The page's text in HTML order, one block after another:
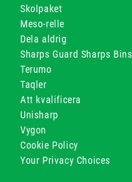
Skolpaket
Meso-relle
Dela aldrig
Sharps Guard Sharps Bins
Terumo
Taqler
Att kvalificera
Unisharp
Vygon
Cookie Policy
Your Privacy Choices